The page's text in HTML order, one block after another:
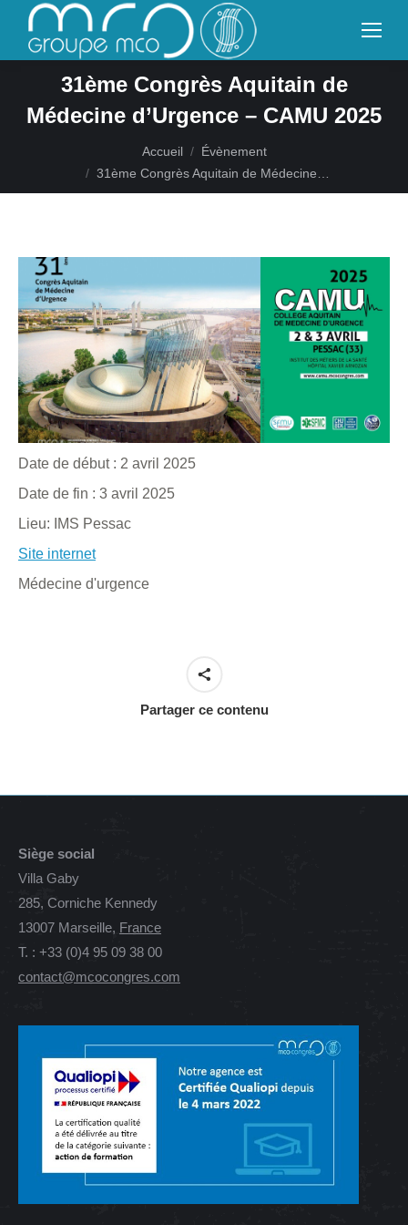
31ème Congrès Aquitain de
Médecine d’Urgence – CAMU 2025
Accueil
Évènement
31ème Congrès Aquitain de Médecine…
Date de début : 2 avril 2025
Date de fin : 3 avril 2025
Lieu:
IMS Pessac
Site internet
Médecine d'urgence
Partager ce contenu
Siège social
Villa Gaby
285, Corniche Kennedy
13007 Marseille, France
T. : +33 (0)4 95 09 38 00
contact@mcocongres.com